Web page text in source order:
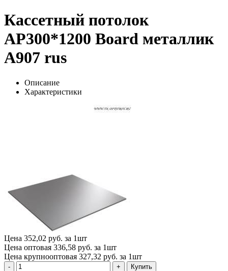
Кассетный потолок
AP300*1200 Board металлик
А907 rus
Описание
Характеристики
Цена 352,02 руб. за 1шт
Цена оптовая 336,58 руб. за 1шт
Цена крупнооптовая 327,32 руб. за 1шт
Купить